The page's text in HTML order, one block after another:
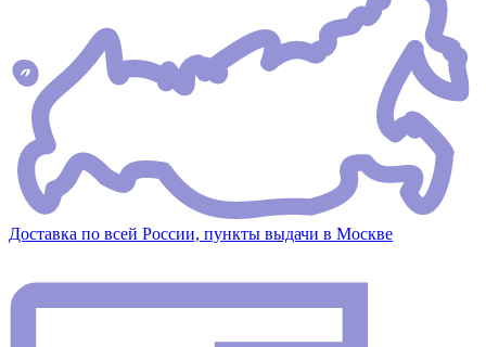
Доставка по всей России, пункты выдачи в Москве